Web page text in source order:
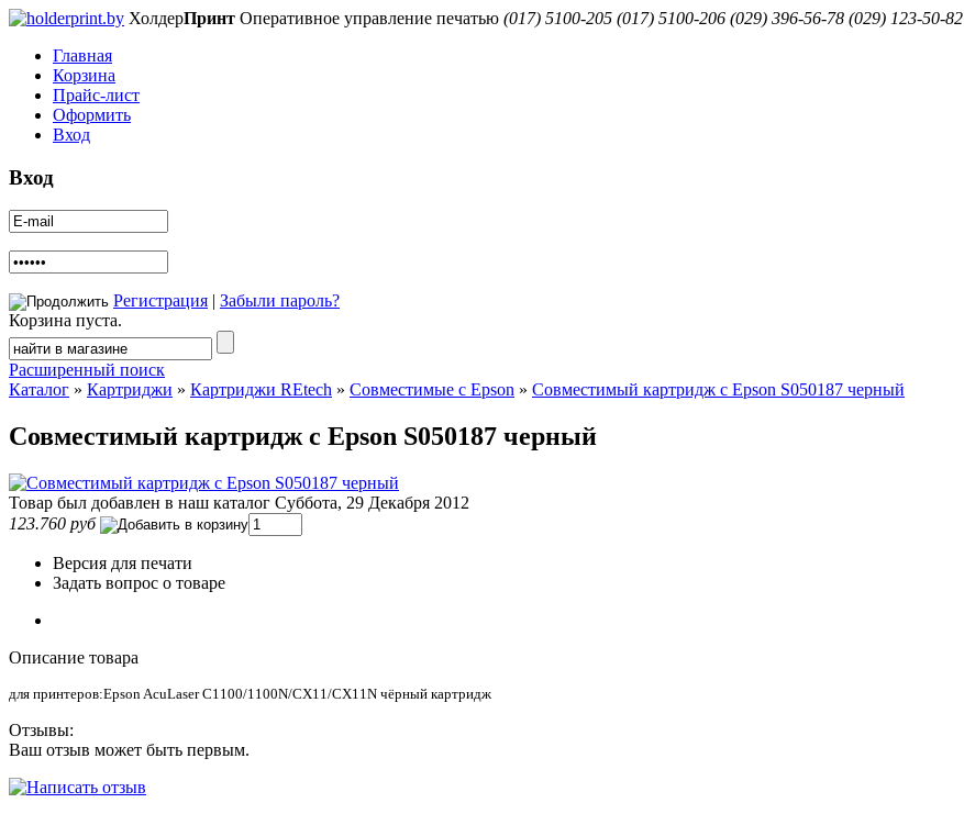
ХолдерПринт Оперативное управление печатью (017) 5100-205 (017) 5100-206 (029) 396-56-78 (029) 123-50-82
Главная
Корзина
Прайс-лист
Оформить
Вход
Вход
Регистрация | Забыли пароль?
Корзина пуста.
Расширенный поиск
Каталог » Картриджи » Картриджи REtech » Совместимые с Epson » Совместимый картридж с Epson S050187 черный
Совместимый картридж с Epson S050187 черный
Товар был добавлен в наш каталог Суббота, 29 Декабря 2012
123.760 руб
Версия для печати
Задать вопрос о товаре
Описание товара
для принтеров:Epson AcuLaser C1100/1100N/CX11/CX11N чёрный картридж
Отзывы:
Ваш отзыв может быть первым.